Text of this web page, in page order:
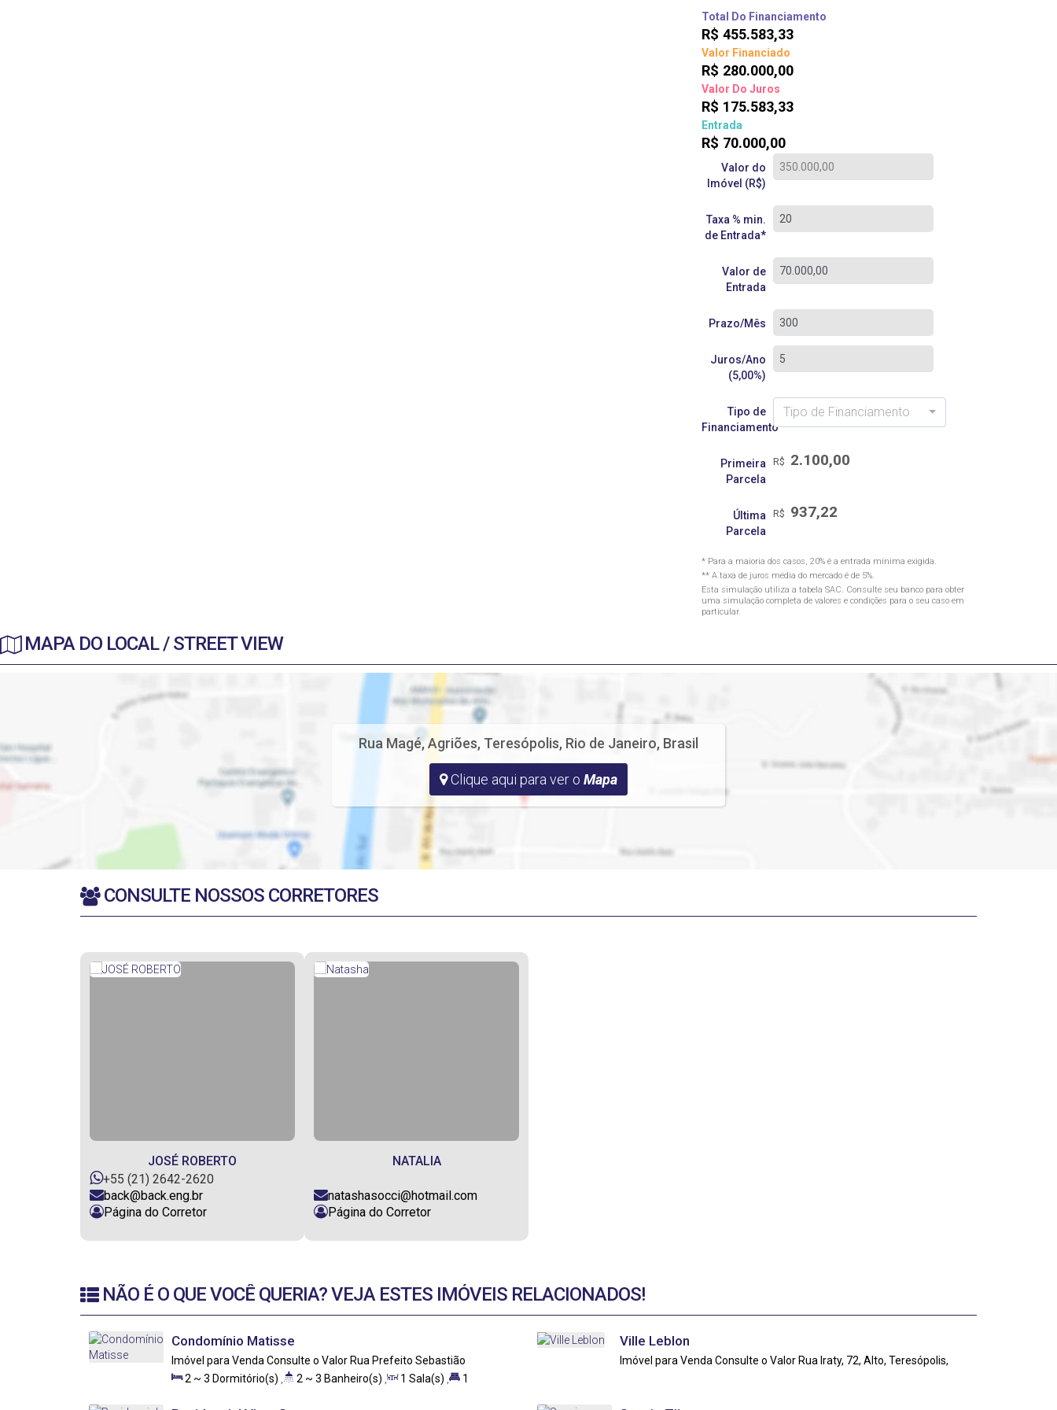
Total Do Financiamento
R$ 455.583,33
Valor Financiado
R$ 280.000,00
Valor Do Juros
R$ 175.583,33
Entrada
R$ 70.000,00
Valor do
Imóvel (R$)
Taxa % min.
de Entrada*
Valor de
Entrada
Prazo/Mês
Juros/Ano
(5,00%)
Tipo de
Financiamento
Tipo de Financiamento
Primeira
Parcela
R$ 2.100,00
Última
Parcela
R$ 937,22
* Para a maioria dos casos, 20% é a entrada mínima exigida.
** A taxa de juros média do mercado é de 5%.
Esta simulação utiliza a tabela SAC. Consulte seu banco para obter
uma simulação completa de valores e condições para o seu caso em
particular.
MAPA DO LOCAL / STREET VIEW
Rua Magé, Agriões, Teresópolis, Rio de Janeiro, Brasil
Clique aqui para ver o Mapa
CONSULTE NOSSOS CORRETORES
JOSÉ ROBERTO
+55 (21) 2642-2620
back@back.eng.br
Página do Corretor
NATALIA
natashasocci@hotmail.com
Página do Corretor
NÃO É O QUE VOCÊ QUERIA? VEJA ESTES IMÓVEIS RELACIONADOS!
Condomínio Matisse
Consulte o Valor
Imóvel para Venda
Rua Prefeito Sebastião
Teixeira, 548, Tijuca, Teresópolis, Rio de Janeiro, Brasil
2 ~ 3 Dormitório(s) 2 ~ 3 Banheiro(s) 1 Sala(s)
1
Ville Leblon
Consulte o Valor
Imóvel para Venda
Rua Iraty, 72, Alto, Teresópolis,